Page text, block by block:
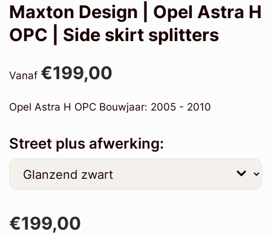
Maxton Design | Opel Astra H
OPC | Side skirt splitters
Vanaf €199,00
Opel Astra H OPC Bouwjaar: 2005 - 2010
Street plus afwerking:
€199,00